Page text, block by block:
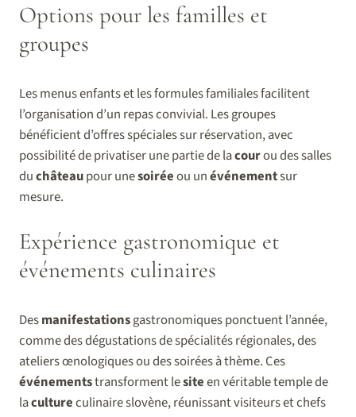
Options pour les familles et
groupes
Les menus enfants et les formules familiales facilitent
l’organisation d’un repas convivial. Les groupes
bénéficient d’offres spéciales sur réservation, avec
possibilité de privatiser une partie de lacourou des salles
duchâteaupour unesoiréeou unévénementsur
mesure.
Expérience gastronomique et
événements culinaires
Desmanifestationsgastronomiques ponctuent l’année,
comme des dégustations de spécialités régionales, des
ateliers œnologiques ou des soirées à thème. Ces
événementstransforment lesiteen véritable temple de
lacultureculinaire slovène, réunissant visiteurs et chefs